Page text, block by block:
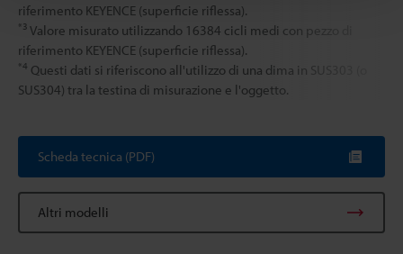
riferimento KEYENCE (superficie riflessa).
*3 Valore misurato utilizzando 16384 cicli medi con pezzo di
riferimento KEYENCE (superficie riflessa).
*4 Questi dati si riferiscono all'utilizzo di una dima in SUS303 (o
SUS304) tra la testina di misurazione e l'oggetto.
Scheda tecnica (PDF)
Altri modelli